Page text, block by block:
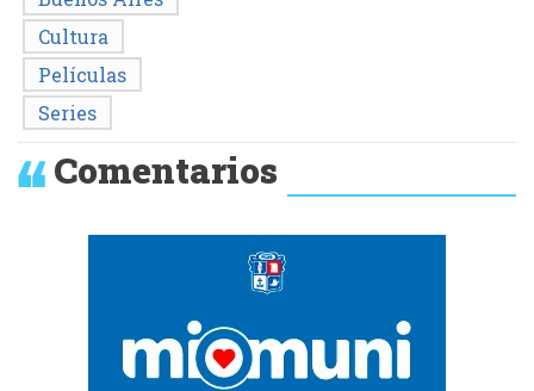
Cultura
Películas
Series
Comentarios